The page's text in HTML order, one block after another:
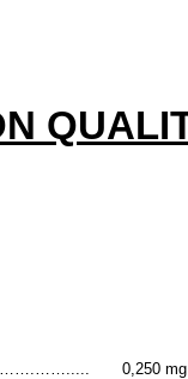
0,250 mg